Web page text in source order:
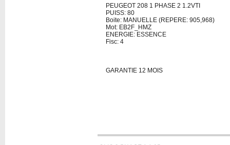
PEUGEOT 208 1 PHASE 2 1.2VTI
PUISS: 80
Boite: MANUELLE (REPERE: 905,968)
Mot: EB2F_HMZ
ENERGIE: ESSENCE
Fisc: 4
GARANTIE 12 MOIS